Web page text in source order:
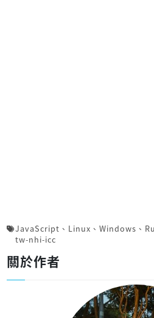
JavaScript 、 Linux 、 Windows 、
tw-nhi-icc
關於作者